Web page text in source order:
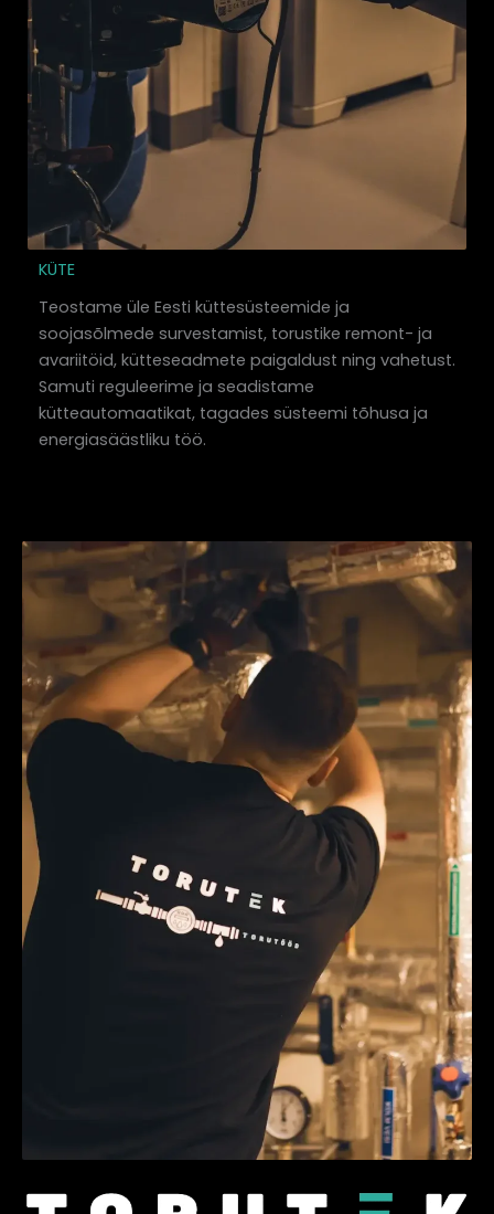
KÜTE
Teostame üle Eesti küttesüsteemide ja
soojasõlmede survestamist, torustike remont- ja
avariitöid, kütteseadmete paigaldust ning vahetust.
Samuti reguleerime ja seadistame
kütteautomaatikat, tagades süsteemi tõhusa ja
energiasäästliku töö.